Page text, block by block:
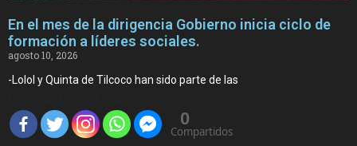
En el mes de la dirigencia Gobierno inicia ciclo de
formación a líderes sociales.
agosto 10, 2026
-Lolol y Quinta de Tilcoco han sido parte de las
0
Compartidos